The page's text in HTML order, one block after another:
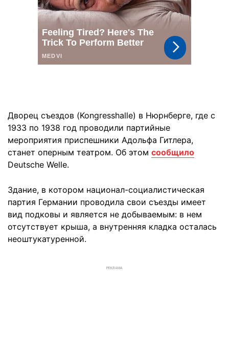
Дворец съездов (Kongresshalle) в Нюрнберге, где с
1933 по 1938 год проводили партийные
мероприятия приспешники Адольфа Гитлера,
станет оперным театром. Об этом сообщило
Deutsche Welle.
Здание, в котором национал-социалистическая
партия Германии проводила свои съезды имеет
вид подковы и является не добываемым: в нем
отсутствует крыша, а внутренняя кладка осталась
неоштукатуренной.
РЕКЛАМА